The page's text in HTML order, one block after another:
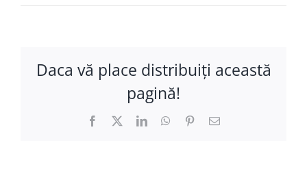
Daca vă place distribuiţi această
pagină!
Facebook LinkedInWhatsApp
Pinterest
E-